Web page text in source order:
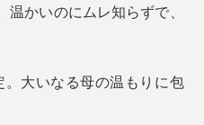
かいのにムレ知らずで、
。大いなる母の温もりに包